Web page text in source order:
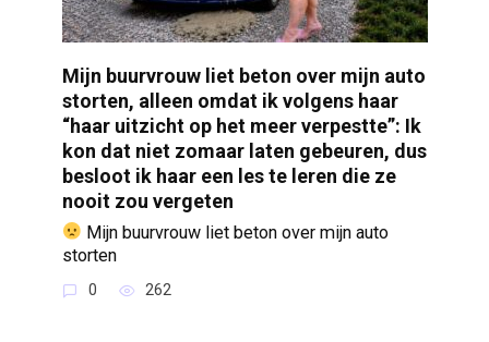
Mijn buurvrouw liet beton over mijn auto
storten, alleen omdat ik volgens haar
“haar uitzicht op het meer verpestte”: Ik
kon dat niet zomaar laten gebeuren, dus
besloot ik haar een les te leren die ze
nooit zou vergeten
Mijn buurvrouw liet beton over mijn auto
storten
0 262